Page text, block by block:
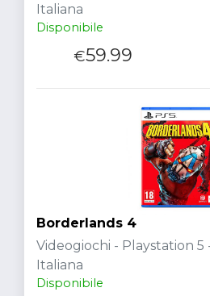
Italiana
Disponibile
€59.99
Borderlands 4
Videogiochi - Playstation 5
Italiana
Disponibile